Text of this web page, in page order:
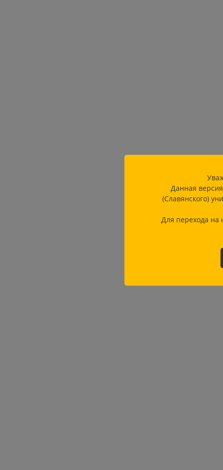
Данная
(Славянского)
Для перехода на